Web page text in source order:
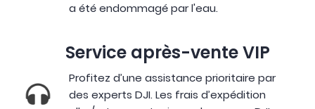
a été endommagé par l'eau.
Service après-vente VIP
Profitez d’une assistance prioritaire par
des experts DJI. Les frais d’expédition